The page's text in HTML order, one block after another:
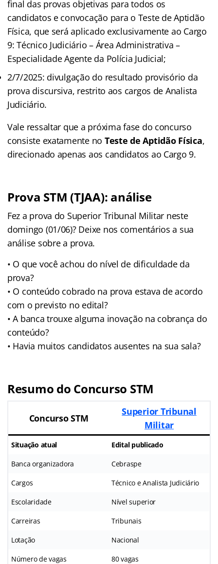
final das provas objetivas para todos os
candidatos e convocação para o Teste de Aptidão
Física, que será aplicado exclusivamente ao Cargo
9: Técnico Judiciário – Área Administrativa –
Especialidade Agente da Polícia Judicial;
2/7/2025: divulgação do resultado provisório da
prova discursiva, restrito aos cargos de Analista
Judiciário.
Vale ressaltar que a próxima fase do concurso
consiste exatamente no Teste de Aptidão Física,
direcionado apenas aos candidatos ao Cargo 9.
Prova STM (TJAA): análise
Fez a prova do Superior Tribunal Militar neste
domingo (01/06)? Deixe nos comentários a sua
análise sobre a prova.
• O que você achou do nível de dificuldade da
prova?
• O conteúdo cobrado na prova estava de acordo
com o previsto no edital?
• A banca trouxe alguma inovação na cobrança do
conteúdo?
• Havia muitos candidatos ausentes na sua sala?
Resumo do Concurso STM
Concurso STM
Superior Tribunal
Militar
Situação atual Edital publicado
Banca organizadora Cebraspe
Cargos Técnico e Analista Judiciário
Escolaridade Nível superior
Carreiras Tribunais
Lotação Nacional
Número de vagas 80 vagas